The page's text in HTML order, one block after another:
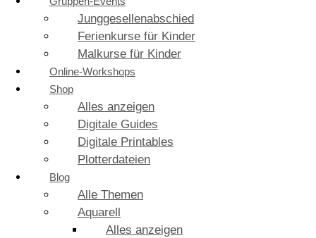
Junggesellenabschied
Ferienkurse für Kinder
Malkurse für Kinder
Online-Workshops
Shop
Alles anzeigen
Digitale Guides
Digitale Printables
Plotterdateien
Blog
Alle Themen
Aquarell
Alles anzeigen